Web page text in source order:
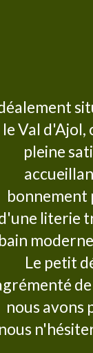
le Val d'Ajol,
pleine
bonnement
literie
Le petit
nous avons